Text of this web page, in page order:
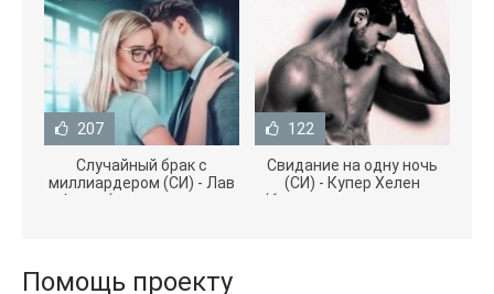
207
Случайный брак с
миллиардером (СИ) - Лав
Агата (полная версия
122
Свидание на одну ночь
(СИ) - Купер Хелен
(бесплатные серии книг
Помощь проекту